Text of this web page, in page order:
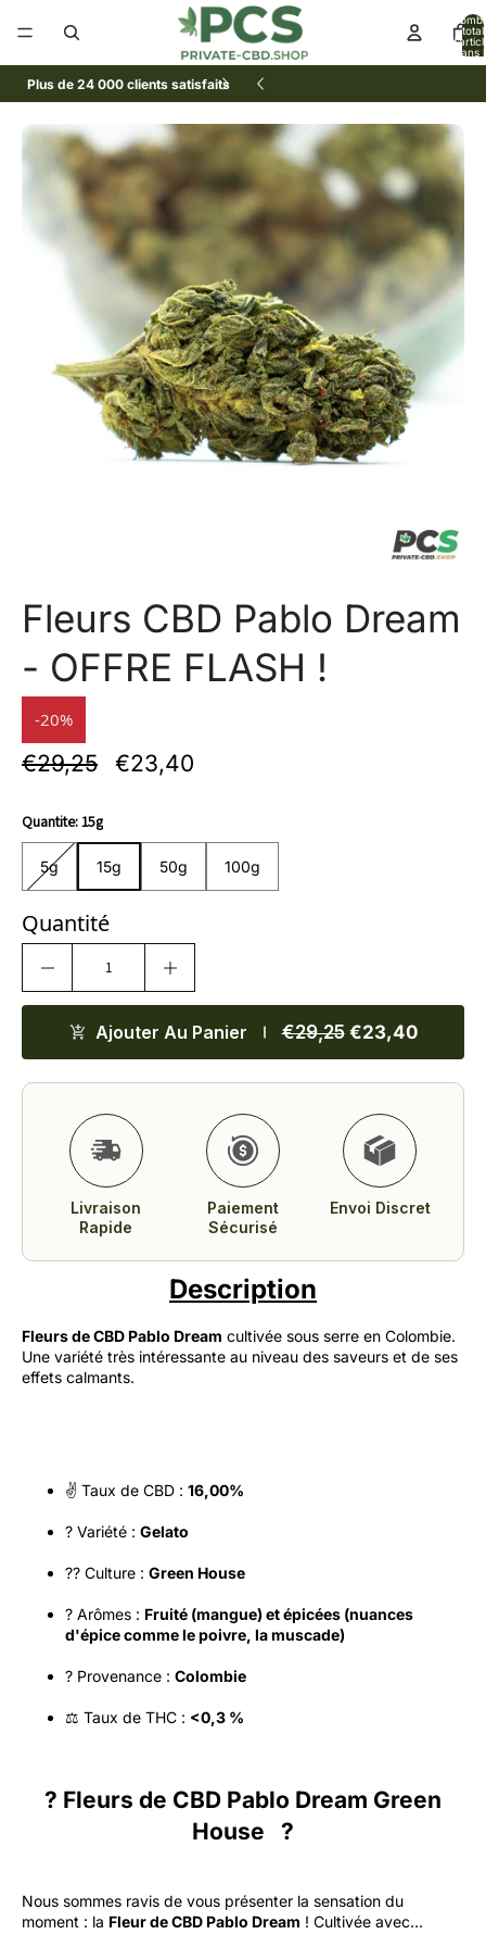
total
dans
Plus de 24 000 clients satisfaits
Fleurs CBD Pablo Dream
- OFFRE FLASH !
-20%
€29,25 €23,40
Quantite:15g
5g 15g 50g 100g
Quantité
Ajouter Au Panier €29,25 €23,40
Livraison
Rapide
Paiement
Sécurisé
Envoi Discret
Description
Fleurs de CBD Pablo Dream cultivée sous serre en Colombie.
Une variété très intéressante au niveau des saveurs et de ses
effets calmants.
✌️ Taux de CBD : 16,00%
? Variété : Gelato
?‍? Culture : Green House
? Arômes : Fruité (mangue) et épicées (nuances
d'épice comme le poivre, la muscade)
? Provenance : Colombie
⚖️ Taux de THC : <0,3 %
? Fleurs de CBD Pablo Dream Green
House ?
Nous sommes ravis de vous présenter la sensation du
moment : la Fleur de CBD Pablo Dream ! Cultivée avec…